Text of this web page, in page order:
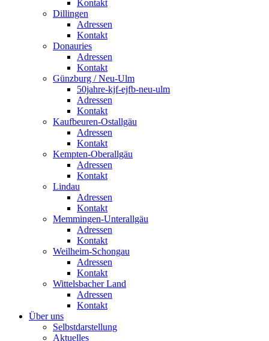
Kontakt
Dillingen
Adressen
Kontakt
Donauries
Adressen
Kontakt
Günzburg / Neu-Ulm
50jahre-kjf-ejfb-neu-ulm
Adressen
Kontakt
Kaufbeuren-Ostallgäu
Adressen
Kontakt
Kempten-Oberallgäu
Adressen
Kontakt
Lindau
Adressen
Kontakt
Memmingen-Unterallgäu
Adressen
Kontakt
Weilheim-Schongau
Adressen
Kontakt
Wittelsbacher Land
Adressen
Kontakt
Über uns
Selbstdarstellung
Aktuelles